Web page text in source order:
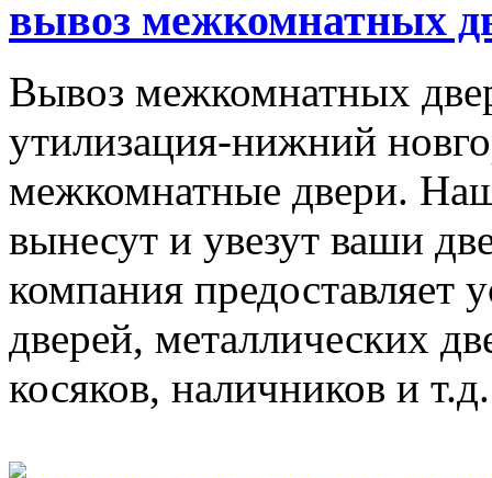
вывоз межкомнатных
Вывоз межкомнатных
утилизация-нижний
межкомнатные двери.
вынесут и увезут ваши
компания предоставляет
дверей, металлических
косяков, наличников и т.д.